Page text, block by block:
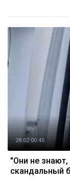
28.02 00:45
"Они не
скандальный